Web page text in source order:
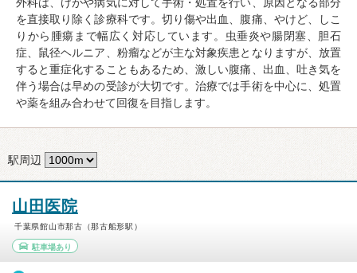
を直接取り除く診療科です。切り傷や出血、腹痛、やけど、しこ
りから腫瘍まで幅広く対応しています。虫垂炎や腸閉塞、胆石
症、鼠径ヘルニア、粉瘤などが主な対象疾患となりますが、放置
すると重症化することもあるため、激しい腹痛、出血、吐き気を
伴う場合は早めの受診が大切です。治療では手術を中心に、処置
や薬を組み合わせて回復を目指します。
駅周辺
山田医院
千葉県館山市那古（那古船形駅）
駐車場あり